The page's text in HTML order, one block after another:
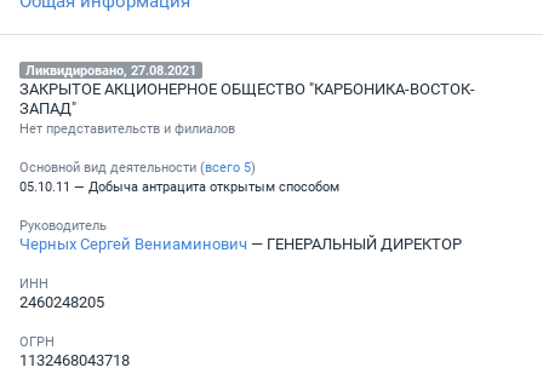
Ликвидировано, 27.08.2021
ЗАКРЫТОЕ АКЦИОНЕРНОЕ ОБЩЕСТВО "КАРБОНИКА-ВОСТОК-
ЗАПАД"
Нет представительств и филиалов
Основной вид деятельности (всего 5)
05.10.11 — Добыча антрацита открытым способом
Руководитель
Черных Сергей Вениаминович — ГЕНЕРАЛЬНЫЙ ДИРЕКТОР
ИНН
2460248205
ОГРН
1132468043718